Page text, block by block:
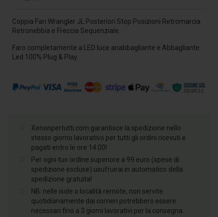
Coppia Fari Wrangler JL Posteriori Stop Posizioni Retromarcia
Retronebbia e Freccia Sequenziale.
Faro completamente a LED luce anabbagliante e Abbagliante
Led 100% Plug & Play.
Xenonpertutti.com garantisce la spedizione nello
stesso giorno lavorativo per tutti gli ordini ricevuti e
pagati entro le ore 14:00!
Per ogni tuo ordine superiore a 99 euro (spese di
spedizione escluse) usufruirai in automatico della
spedizione gratuita!
NB: nelle isole o località remote, non servite
quotidianamente dai corrieri potrebbero essere
necessari fino a 3 giorni lavorativi per la consegna.